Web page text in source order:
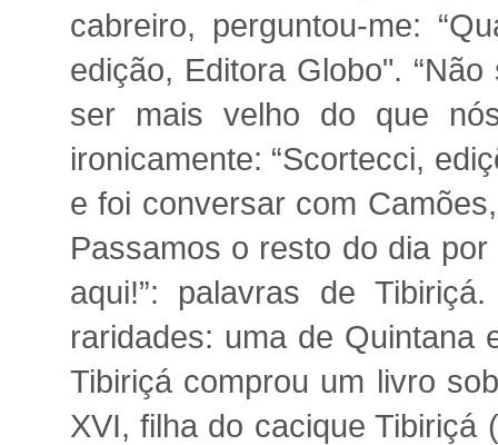
cabreiro, perguntou-me:
edição, Editora Globo".
ser mais velho do que
ironicamente: “Scortecci,
e foi conversar com
Passamos o resto do dia por
aqui!”: palavras de
raridades: uma de Quintana
Tibiriçá comprou um livro
XVI, filha do cacique